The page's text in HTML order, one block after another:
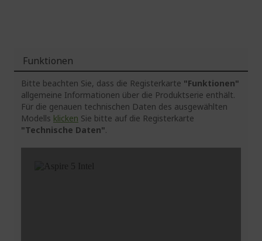
Funktionen
Bitte beachten Sie, dass die Registerkarte "Funktionen"
allgemeine Informationen über die Produktserie enthält.
Für die genauen technischen Daten des ausgewählten
Modells klicken Sie bitte auf die Registerkarte
"Technische Daten".